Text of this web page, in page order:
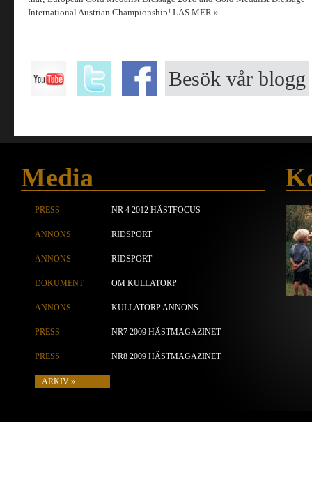
International Austrian Championship! LÄS MER »
Besök vår blogg
Media
PRESS NR 4 2012 HÄSTFOCUS
ANNONS RIDSPORT
ANNONS RIDSPORT
DOKUMENT OM KULLATORP
ANNONS KULLATORP ANNONS
PRESS NR7 2009 HÄSTMAGAZINET
PRESS NR8 2009 HÄSTMAGAZINET
ARKIV »